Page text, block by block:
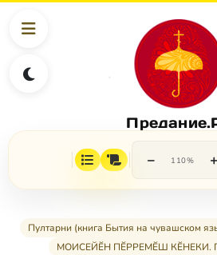
− 110% +
Пултарни (книга Бытия на чувашском
МОИСЕЙӖН ПӖРРЕМӖШ КӖНЕКИ.